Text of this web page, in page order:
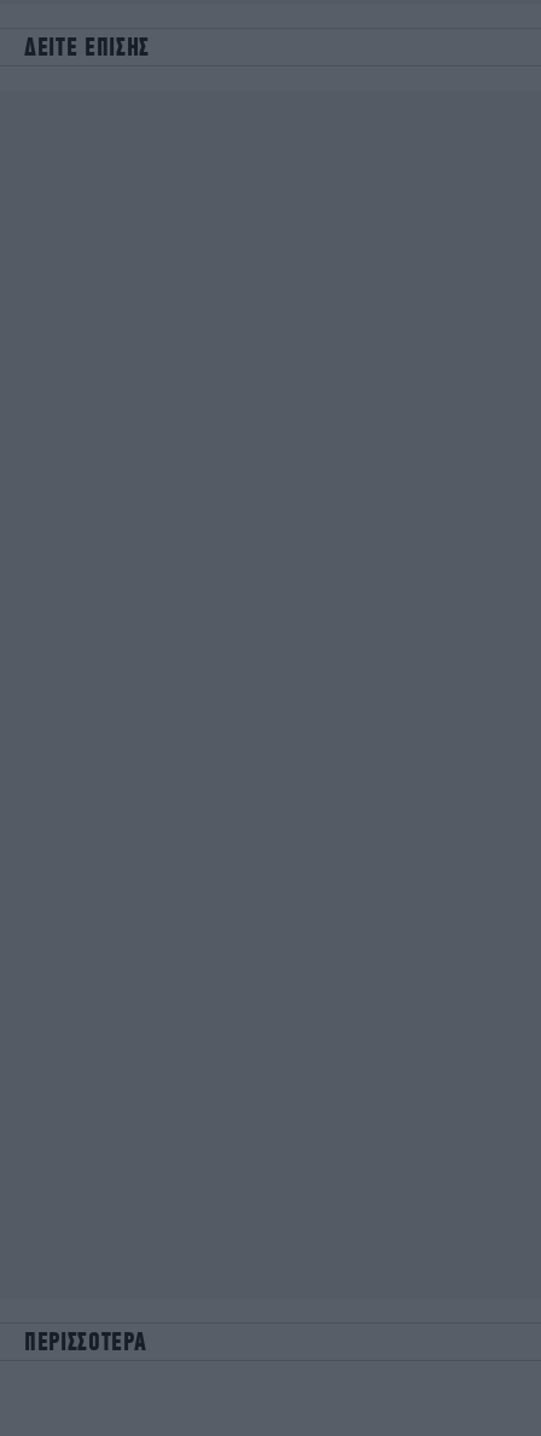
ΔΕΙΤΕ ΕΠΙΣΗΣ
ΠΕΡΙΣΣΟΤΕΡΑ